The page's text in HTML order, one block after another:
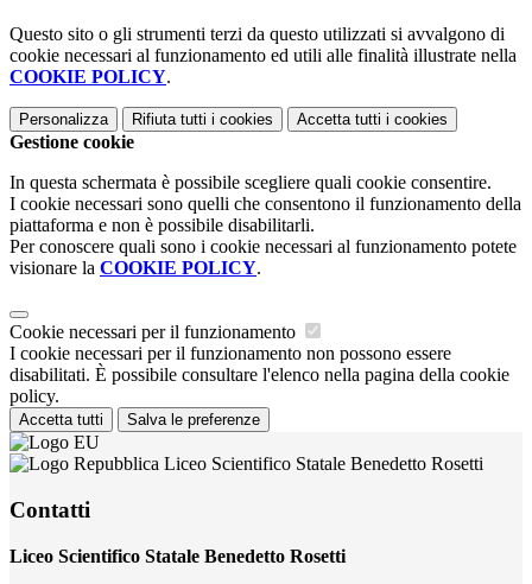
Questo sito o gli strumenti terzi da questo utilizzati si avvalgono di
cookie necessari al funzionamento ed utili alle finalità illustrate nella
COOKIE POLICY.
Personalizza Rifiuta tutti i cookies Accetta tutti i cookies
Gestione cookie
In questa schermata è possibile scegliere quali cookie consentire.
I cookie necessari sono quelli che consentono il funzionamento della
piattaforma e non è possibile disabilitarli.
Per conoscere quali sono i cookie necessari al funzionamento potete
visionare la COOKIE POLICY.
Cookie necessari per il funzionamento
I cookie necessari per il funzionamento non possono essere
disabilitati. È possibile consultare l'elenco nella pagina della cookie
policy.
Accetta tutti Salva le preferenze
Liceo Scientifico Statale Benedetto Rosetti
Contatti
Liceo Scientifico Statale Benedetto Rosetti